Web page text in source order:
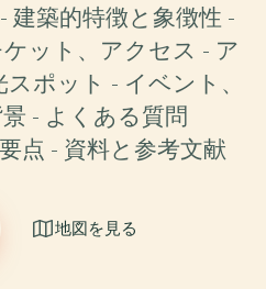
建築的特徴と象徴性 -
ット、アクセス - ア
ポット - イベント、
- よくある質問
点 - 資料と参考文献
地図を見る